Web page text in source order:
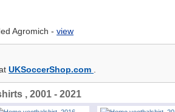
Agromich - view
UKSoccerShop.com
, 2001 - 2021